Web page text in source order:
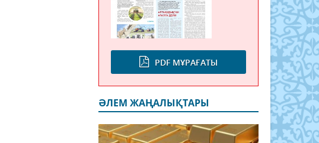
PDF МҰРАҒАТЫ
ӘЛЕМ ЖАҢАЛЫҚТАРЫ